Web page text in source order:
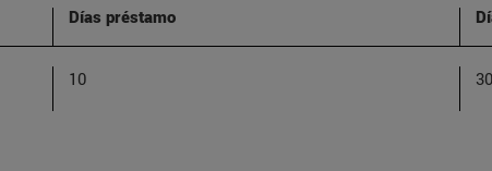
Días préstamo
10 30